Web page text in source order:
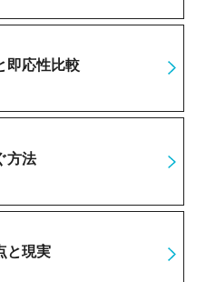
即応性比較
方法
と現実